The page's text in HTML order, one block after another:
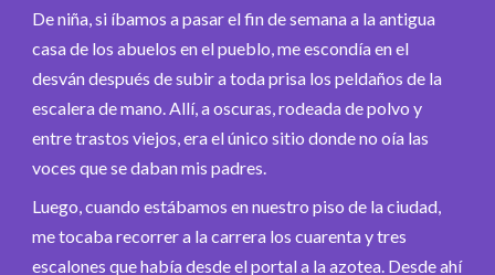
De niña, si íbamos a pasar el fin de semana a la antigua
casa de los abuelos en el pueblo, me escondía en el
desván después de subir a toda prisa los peldaños de la
escalera de mano. Allí, a oscuras, rodeada de polvo y
entre trastos viejos, era el único sitio donde no oía las
voces que se daban mis padres.
Luego, cuando estábamos en nuestro piso de la ciudad,
me tocaba recorrer a la carrera los cuarenta y tres
escalones que había desde el portal a la azotea. Desde ahí